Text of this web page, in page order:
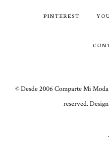
PINTEREST
© Desde 2006 Comparte Mi
reserved.